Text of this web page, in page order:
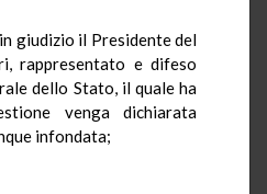
giudizio il Presidente del
rappresentato e difeso
dello Stato, il quale ha
venga dichiarata
infondata;